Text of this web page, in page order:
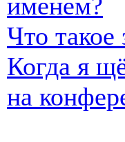
Что такое
Когда я
на